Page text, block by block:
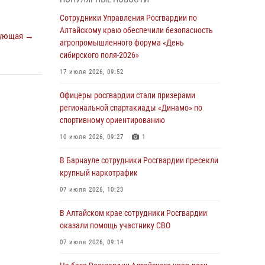
→
бойцы ОМОН «Алтай» провели военно-
патриотическое мероприятие для детей в
лагере «Звёздный»
05 июля 2026, 11:13
Росгвардия Алтайского края приняла участие
храбрости»
04 июля 2026, 11:09
Сотрудники Росгвардии провели встречу с
«Каникулы с Росгвардией»
03 июля 2026, 04:03
провело для детей экскурсию на теплоходе в
рамках акции «Каникулы с Росгвардией»
02 июля 2026, 00:55
Сотрудники Управления Росгвардии по
Алтайскому краю обеспечили безопасность
агропромышленного форума «День
сибирского поля-2026»
17 июля 2026, 09:52
Офицеры росгвардии стали призерами
региональной спартакиады «Динамо» по
спортивному ориентированию
10 июля 2026, 09:27 1
В Барнауле сотрудники Росгвардии пресекли
крупный наркотрафик
07 июля 2026, 10:23
В Алтайском крае сотрудники Росгвардии
оказали помощь участнику СВО
07 июля 2026, 09:14